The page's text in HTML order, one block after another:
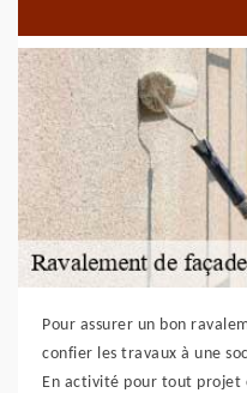
Pour assurer un bon
confier les travaux à une
En activité pour tout projet